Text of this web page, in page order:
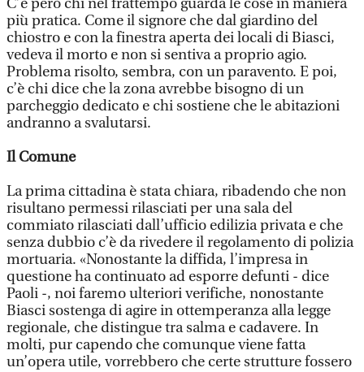
C’è però chi nel frattempo guarda le cose in maniera
più pratica. Come il signore che dal giardino del
chiostro e con la finestra aperta dei locali di Biasci,
vedeva il morto e non si sentiva a proprio agio.
Problema risolto, sembra, con un paravento. E poi,
c’è chi dice che la zona avrebbe bisogno di un
parcheggio dedicato e chi sostiene che le abitazioni
andranno a svalutarsi.
Il Comune
La prima cittadina è stata chiara, ribadendo che non
risultano permessi rilasciati per una sala del
commiato rilasciati dall’ufficio edilizia privata e che
senza dubbio c’è da rivedere il regolamento di polizia
mortuaria. «Nonostante la diffida, l’impresa in
questione ha continuato ad esporre defunti - dice
Paoli -, noi faremo ulteriori verifiche, nonostante
Biasci sostenga di agire in ottemperanza alla legge
regionale, che distingue tra salma e cadavere. In
molti, pur capendo che comunque viene fatta
un’opera utile, vorrebbero che certe strutture fossero